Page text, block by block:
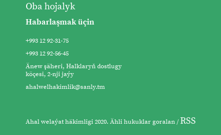
Oba hojalyk
Habarlaşmak üçin
+993 12 92-31-75
+993 12 92-56-45
Änew şäheri, Halklaryň dostlugy
köçesi, 2-nji jaýy
ahalwelhakimlik@sanly.tm
Ahal welaýat häkimligi 2020. Ähli hukuklar goralan /RSS